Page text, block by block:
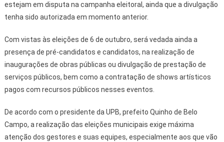
estejam em disputa na campanha eleitoral, ainda que a divulgação
tenha sido autorizada em momento anterior.
Com vistas às eleições de 6 de outubro, será vedada ainda a
presença de pré-candidatos e candidatos, na realização de
inaugurações de obras públicas ou divulgação de prestação de
serviços públicos, bem como a contratação de shows artísticos
pagos com recursos públicos nesses eventos.
De acordo com o presidente da UPB, prefeito Quinho de Belo
Campo, a realização das eleições municipais exige máxima
atenção dos gestores e suas equipes, especialmente aos que vão